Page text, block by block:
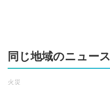
同じ地域のニュース
火災